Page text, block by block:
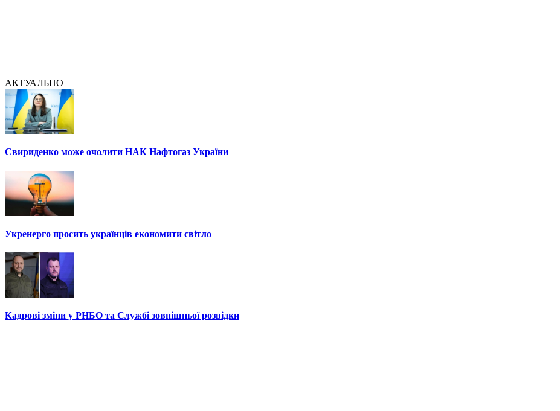
АКТУАЛЬНО
Свириденко може очолити НАК Нафтогаз України
Укренерго просить українців економити світло
Кадрові зміни у РНБО та Службі зовнішньої розвідки